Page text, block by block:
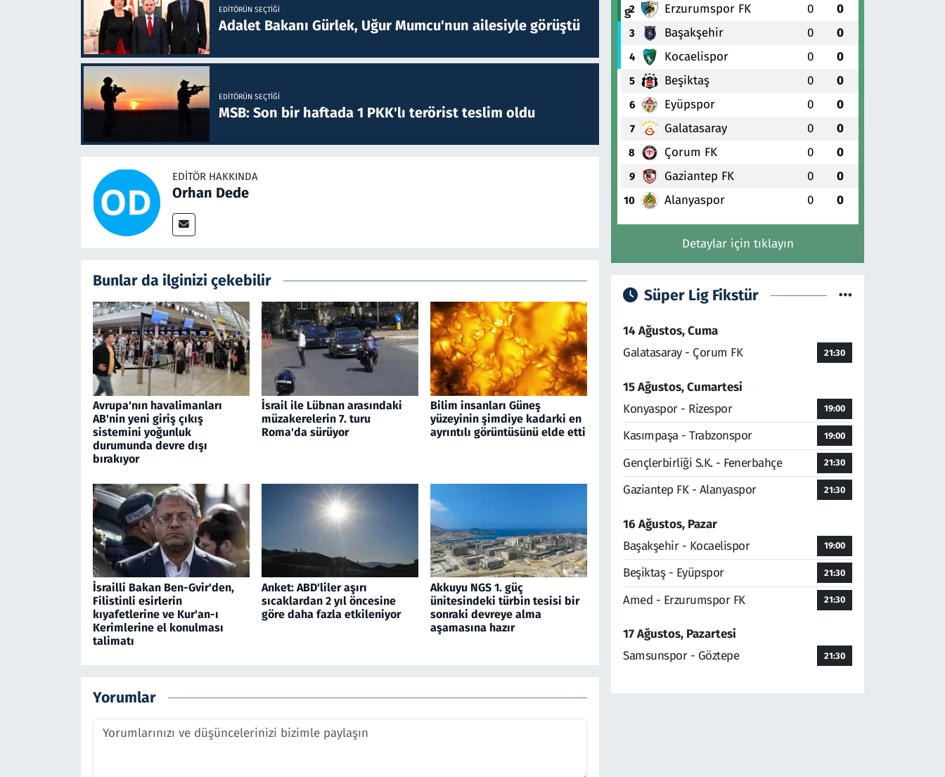
EDITÖRÜN SEÇTIĞI
Adalet Bakanı Gürlek, Uğur Mumcu'nun ailesiyle görüştü
EDITÖRÜN SEÇTIĞI
MSB: Son bir haftada 1 PKK'lı terörist teslim oldu
EDITÖR HAKKINDA
Orhan Dede
Bunlar da ilginizi çekebilir
Avrupa'nın havalimanları
AB'nin yeni giriş çıkış
sistemini yoğunluk
durumunda devre dışı
bırakıyor
İsrail ile Lübnan arasındaki
müzakerelerin 7. turu
Roma'da sürüyor
Bilim insanları Güneş
yüzeyinin şimdiye kadarki en
ayrıntılı görüntüsünü elde etti
İsrailli Bakan Ben-Gvir'den,
Filistinli esirlerin
kıyafetlerine ve Kur'an-ı
Kerimlerine el konulması
talimatı
Anket: ABD'liler aşırı
sıcaklardan 2 yıl öncesine
göre daha fazla etkileniyor
Akkuyu NGS 1. güç
ünitesindeki türbin tesisi bir
sonraki devreye alma
aşamasına hazır
Yorumlar
2 Erzurumspor FK 0 0
3 Başakşehir 0 0
4 Kocaelispor 0 0
5 Beşiktaş 0 0
6 Eyüpspor 0 0
7 Galatasaray 0 0
8 Çorum FK 0 0
9 Gaziantep FK 0 0
10 Alanyaspor 0 0
Detaylar için tıklayın
Süper Lig Fikstür
14 Ağustos, Cuma
Galatasaray - Çorum FK
21:30
15 Ağustos, Cumartesi
Konyaspor - Rizespor
19:00
Kasımpaşa - Trabzonspor 19:00
Gençlerbirliği S.K. - Fenerbahçe 21:30
Gaziantep FK - Alanyaspor 21:30
16 Ağustos, Pazar
Başakşehir - Kocaelispor
19:00
Beşiktaş - Eyüpspor 21:30
Amed - Erzurumspor FK 21:30
17 Ağustos, Pazartesi
Samsunspor - Göztepe
21:30